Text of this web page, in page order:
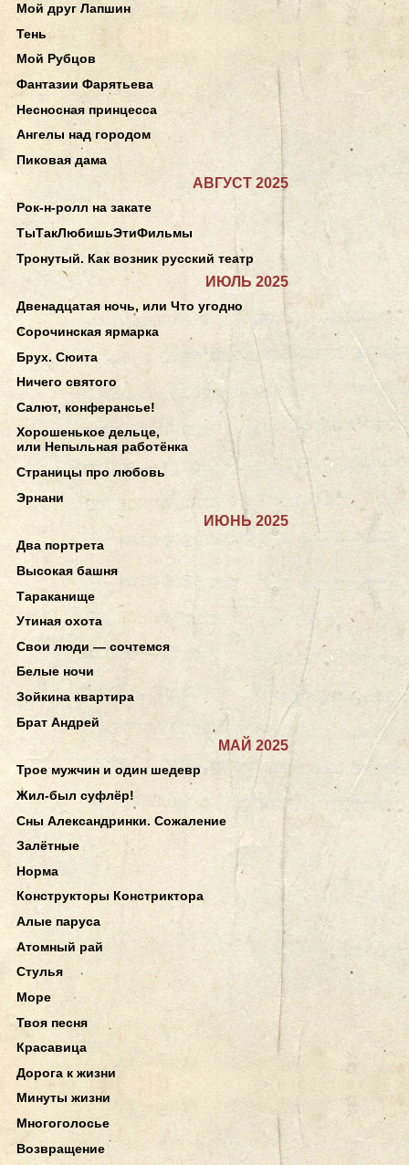
Мой друг Лапшин
Тень
Мой Рубцов
Фантазии Фарятьева
Несносная принцесса
Ангелы над городом
Пиковая дама
АВГУСТ 2025
Рок-н-ролл на закате
ТыТакЛюбишьЭтиФильмы
Тронутый. Как возник русский театр
ИЮЛЬ 2025
Двенадцатая ночь, или Что угодно
Сорочинская ярмарка
Брух. Сюита
Ничего святого
Салют, конферансье!
Хорошенькое дельце,
или Непыльная работёнка
Страницы про любовь
Эрнани
ИЮНЬ 2025
Два портрета
Высокая башня
Тараканище
Утиная охота
Свои люди — сочтемся
Белые ночи
Зойкина квартира
Брат Андрей
МАЙ 2025
Трое мужчин и один шедевр
Жил-был суфлёр!
Сны Александринки. Сожаление
Залётные
Норма
Конструкторы Констриктора
Алые паруса
Атомный рай
Стулья
Море
Твоя песня
Красавица
Дорога к жизни
Минуты жизни
Многоголосье
Возвращение